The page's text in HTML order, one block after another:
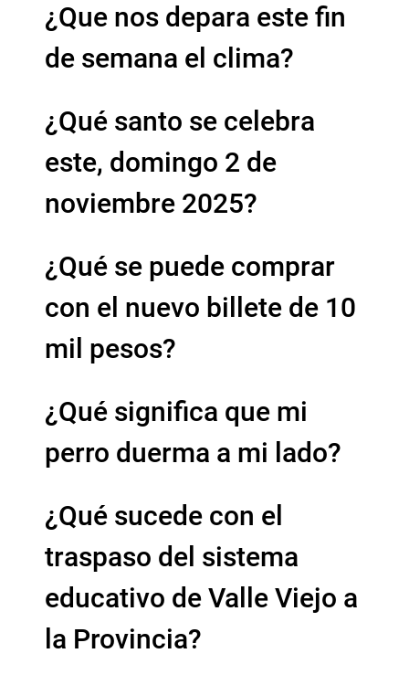
¿Que nos depara este fin
de semana el clima?
¿Qué santo se celebra
este, domingo 2 de
noviembre 2025?
¿Qué se puede comprar
con el nuevo billete de 10
mil pesos?
¿Qué significa que mi
perro duerma a mi lado?
¿Qué sucede con el
traspaso del sistema
educativo de Valle Viejo a
la Provincia?